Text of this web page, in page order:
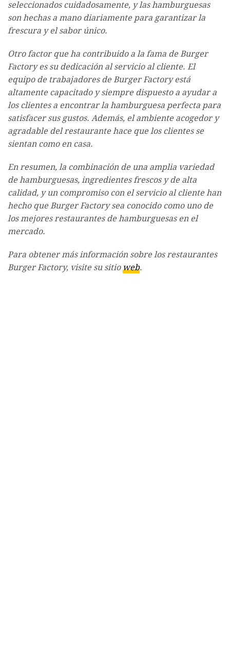
seleccionados cuidadosamente, y las hamburguesas
son hechas a mano diariamente para garantizar la
frescura y el sabor único.
Otro factor que ha contribuido a la fama de Burger
Factory es su dedicación al servicio al cliente. El
equipo de trabajadores de Burger Factory está
altamente capacitado y siempre dispuesto a ayudar a
los clientes a encontrar la hamburguesa perfecta para
satisfacer sus gustos. Además, el ambiente acogedor y
agradable del restaurante hace que los clientes se
sientan como en casa.
En resumen, la combinación de una amplia variedad
de hamburguesas, ingredientes frescos y de alta
calidad, y un compromiso con el servicio al cliente han
hecho que Burger Factory sea conocido como uno de
los mejores restaurantes de hamburguesas en el
mercado.
Para obtener más información sobre los restaurantes
Burger Factory, visite su sitioweb.